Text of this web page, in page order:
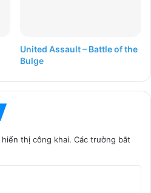
United Assault – Battle of the
Bulge
thị công khai. Các trường bắt